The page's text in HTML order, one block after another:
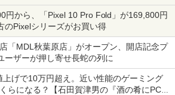
円から、「Pixel 10 Pro Fold」が169,800円
のPixelシリーズがお買い得
「MDL秋葉原店」がオープン、開店記念プ
ーザーが押し寄せ長蛇の列に
上げで10万円超え。近い性能のゲーミング
らになる？【石田賀津男の『酒の肴にPCゲ